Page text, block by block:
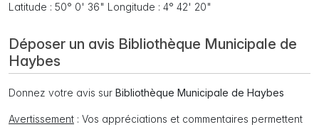
Latitude : 50° 0' 36" Longitude : 4° 42' 20"
Déposer un avis Bibliothèque Municipale de
Haybes
Donnez votre avis sur Bibliothèque Municipale de Haybes
Avertissement : Vos appréciations et commentaires permettent